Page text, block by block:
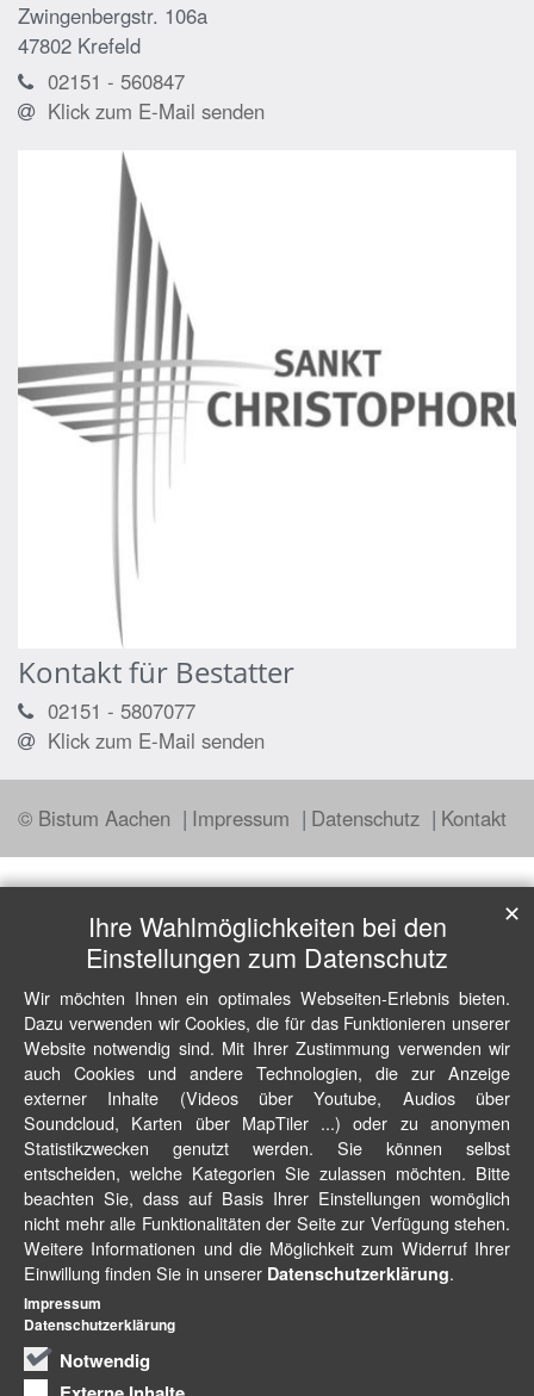
Zwingenbergstr. 106a
47802 Krefeld
02151 - 560847
Klick zum E-Mail senden
Kontakt für Bestatter
02151 - 5807077
Klick zum E-Mail senden
© Bistum Aachen Impressum Datenschutz Kontakt
Ihre Wahlmöglichkeiten bei den
Einstellungen zum Datenschutz
Wir möchten Ihnen ein optimales Webseiten-Erlebnis bieten.
Dazu verwenden wir Cookies, die für das Funktionieren unserer
Website notwendig sind. Mit Ihrer Zustimmung verwenden wir
auch Cookies und andere Technologien, die zur Anzeige
externer Inhalte (Videos über Youtube, Audios über
Soundcloud, Karten über MapTiler ...) oder zu anonymen
Statistikzwecken genutzt werden. Sie können selbst
entscheiden, welche Kategorien Sie zulassen möchten. Bitte
beachten Sie, dass auf Basis Ihrer Einstellungen womöglich
nicht mehr alle Funktionalitäten der Seite zur Verfügung stehen.
Weitere Informationen und die Möglichkeit zum Widerruf Ihrer
Einwillung finden Sie in unserer Datenschutzerklärung.
Notwendig
✕
Impressum
Datenschutzerklärung